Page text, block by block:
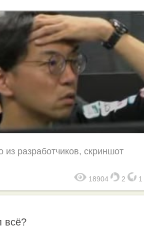
из разработчиков, скриншот
18904 2 1
всё?